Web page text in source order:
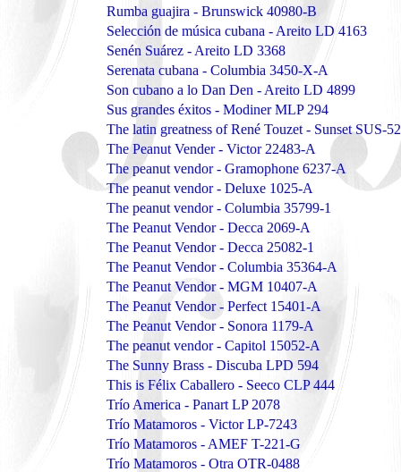
Rumba guajira - Brunswick 40980-B
Selección de música cubana - Areito LD 4163
Senén Suárez - Areito LD 3368
Serenata cubana - Columbia 3450-X-A
Son cubano a lo Dan Den - Areito LD 4899
Sus grandes éxitos - Modiner MLP 294
The latin greatness of René Touzet - Sunset SUS-
The Peanut Vender - Victor 22483-A
The peanut vendor - Gramophone 6237-A
The peanut vendor - Deluxe 1025-A
The peanut vendor - Columbia 35799-1
The Peanut Vendor - Decca 2069-A
The Peanut Vendor - Decca 25082-1
The Peanut Vendor - Columbia 35364-A
The Peanut Vendor - MGM 10407-A
The Peanut Vendor - Perfect 15401-A
The Peanut Vendor - Sonora 1179-A
The peanut vendor - Capitol 15052-A
The Sunny Brass - Discuba LPD 594
This is Félix Caballero - Seeco CLP 444
Trío America - Panart LP 2078
Trío Matamoros - Victor LP-7243
Trío Matamoros - AMEF T-221-G
Trío Matamoros - Otra OTR-0488